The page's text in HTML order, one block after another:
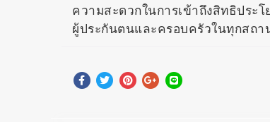
ความสะดวกในการเข้าถึงสิทธิประ
ผู้ประกันตนและครอบครัวในทุกสถ